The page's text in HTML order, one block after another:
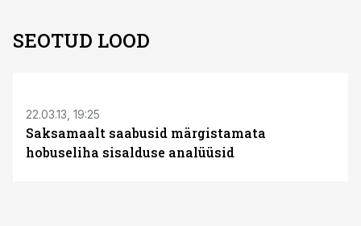
SEOTUD LOOD
22.03.13, 19:25
Saksamaalt saabusid märgistamata
hobuseliha sisalduse analüüsid